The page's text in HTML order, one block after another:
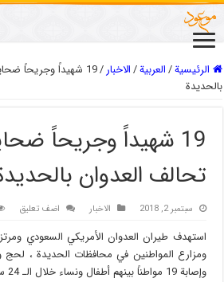
الرئيسية/العربیة/الاخبار/
19 شهيداً وجريحاً
بالحديدة
19 شهيداً وجريحاً
تحالف العدوان
سبتمبر 2, 2018 الاخبار اضف تعليق
استهدف طيران العدوان الأمريكي السعودي
ومزارع المواطنين في محافظات الحديدة ،
وإصابة 19 مواطناً بينهم أطفال ونساء خلال الـ 24 ساعة الماضية .